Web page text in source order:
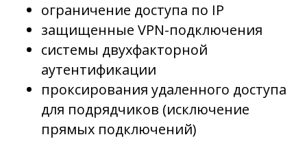
ограничение доступа по IP
защищенные VPN-подключения
системы двухфакторной
аутентификации
проксирования удаленного доступа
для подрядчиков (исключение
прямых подключений)